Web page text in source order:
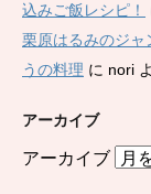
込みご飯レシピ！
栗原はるみのジャ
うの料理 に nori
アーカイブ
アーカイブ